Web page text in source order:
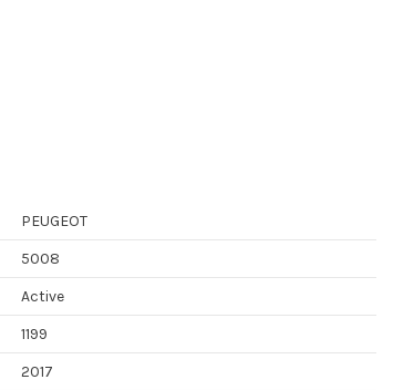
PEUGEOT
5008
Active
1199
2017